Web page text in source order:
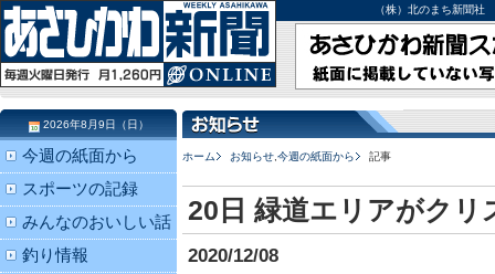
（株）北のまち新聞
ホーム お知らせ 今週の紙面から 記事
20日 緑道エリアがクリ
2020/12/08
2026年8月9日（日）
今週の紙面から
スポーツの記録
みんなのおいしい話
釣り情報